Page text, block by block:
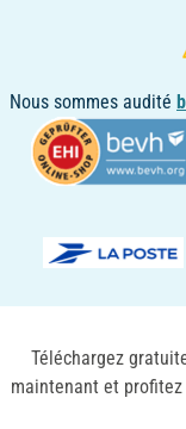
Nous sommes audité
Téléchargez
maintenant et